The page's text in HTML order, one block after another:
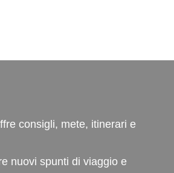
consigli, mete, itinerari e
nuovi spunti di viaggio e